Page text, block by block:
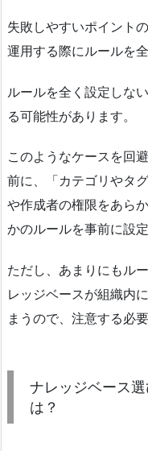
失敗しやすいポイント
運用する際にルールを
ルールを全く設定しな
る可能性があります。
このようなケースを回
前に、「カテゴリやタ
や作成者の権限をあら
かのルールを事前に設
ただし、あまりにもル
レッジベースが組織内
まうので、注意する必
ナレッジベース
は？